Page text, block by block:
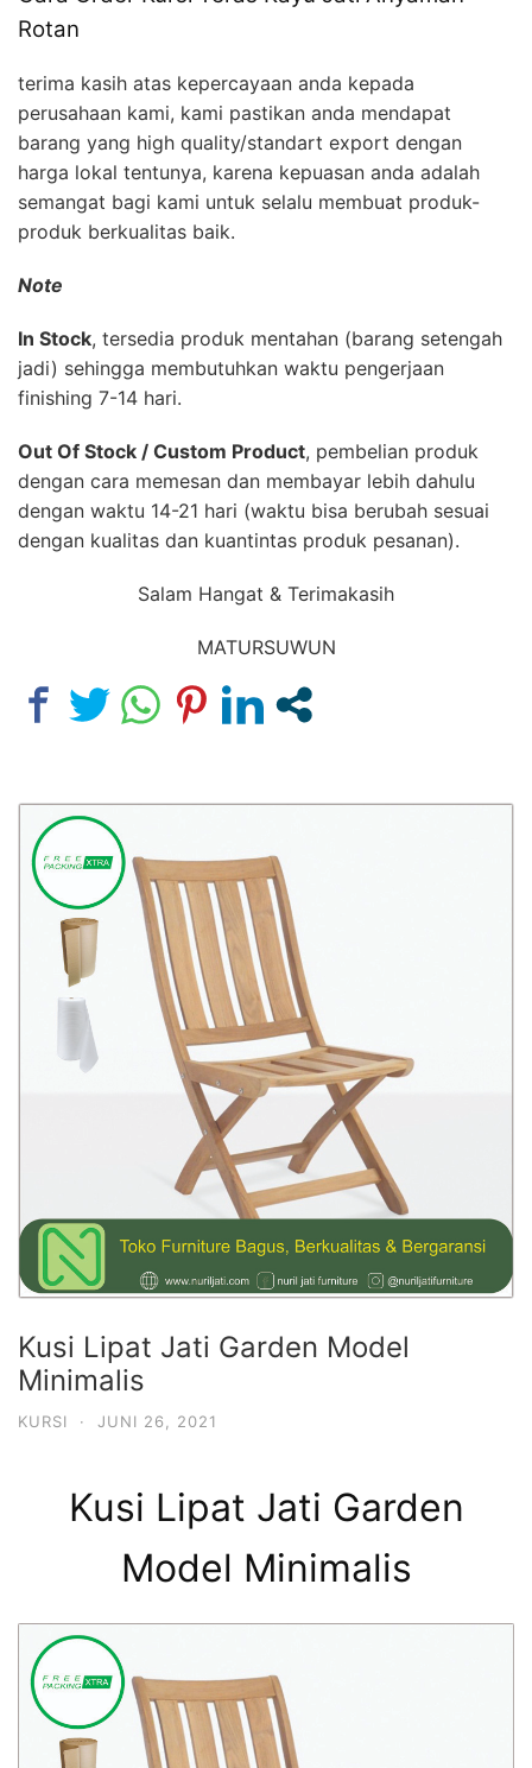
Rotan
terima kasih atas kepercayaan anda kepada
perusahaan kami, kami pastikan anda mendapat
barang yang high quality/standart export dengan
harga lokal tentunya, karena kepuasan anda adalah
semangat bagi kami untuk selalu membuat produk-
produk berkualitas baik.
Note
In Stock, tersedia produk mentahan (barang setengah
jadi) sehingga membutuhkan waktu pengerjaan
finishing 7-14 hari.
Out Of Stock / Custom Product, pembelian produk
dengan cara memesan dan membayar lebih dahulu
dengan waktu 14-21 hari (waktu bisa berubah sesuai
dengan kualitas dan kuantintas produk pesanan).
Salam Hangat & Terimakasih
MATURSUWUN
Kusi Lipat Jati Garden Model
Minimalis
KURSI · JUNI 26, 2021
Kusi Lipat Jati Garden
Model Minimalis